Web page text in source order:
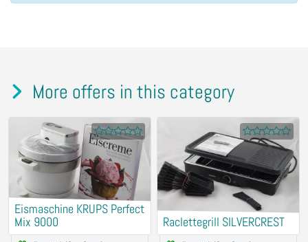
More offers in this category
Eismaschine KRUPS Perfect
Mix 9000
Raclettegrill SILVERCREST